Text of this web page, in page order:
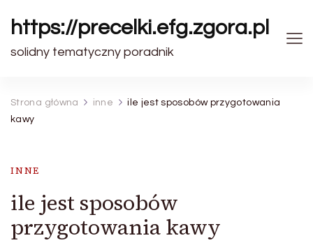
https://precelki.efg.zgora.pl
solidny tematyczny poradnik
Strona główna inne
ile jest sposobów przygotowania
kawy
INNE
ile jest sposobów
przygotowania kawy